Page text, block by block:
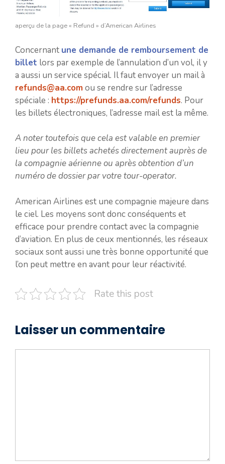
aperçu de la page « Refund » d’American Airlines
Concernant une demande de remboursement de
billet lors par exemple de l’annulation d’un vol, il y
a aussi un service spécial. Il faut envoyer un mail à
refunds@aa.comou se rendre sur l’adresse
spéciale : https://prefunds.aa.com/refunds. Pour
les billets électroniques, l’adresse mail est la même.
A noter toutefois que cela est valable en premier
lieu pour les billets achetés directement auprès de
la compagnie aérienne ou après obtention d’un
numéro de dossier par votre tour-operator.
American Airlines est une compagnie majeure dans
le ciel. Les moyens sont donc conséquents et
efficace pour prendre contact avec la compagnie
d’aviation. En plus de ceux mentionnés, les réseaux
sociaux sont aussi une très bonne opportunité que
l’on peut mettre en avant pour leur réactivité.
Rate this post
Laisser un commentaire